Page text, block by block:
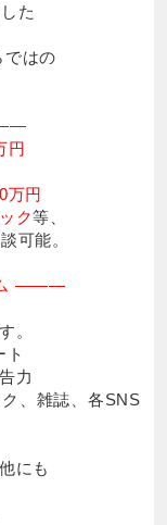
た
ではの
円
万円
ク等、
可能。
ム ―――
。
ト
力
、雑誌、各SNS
にも